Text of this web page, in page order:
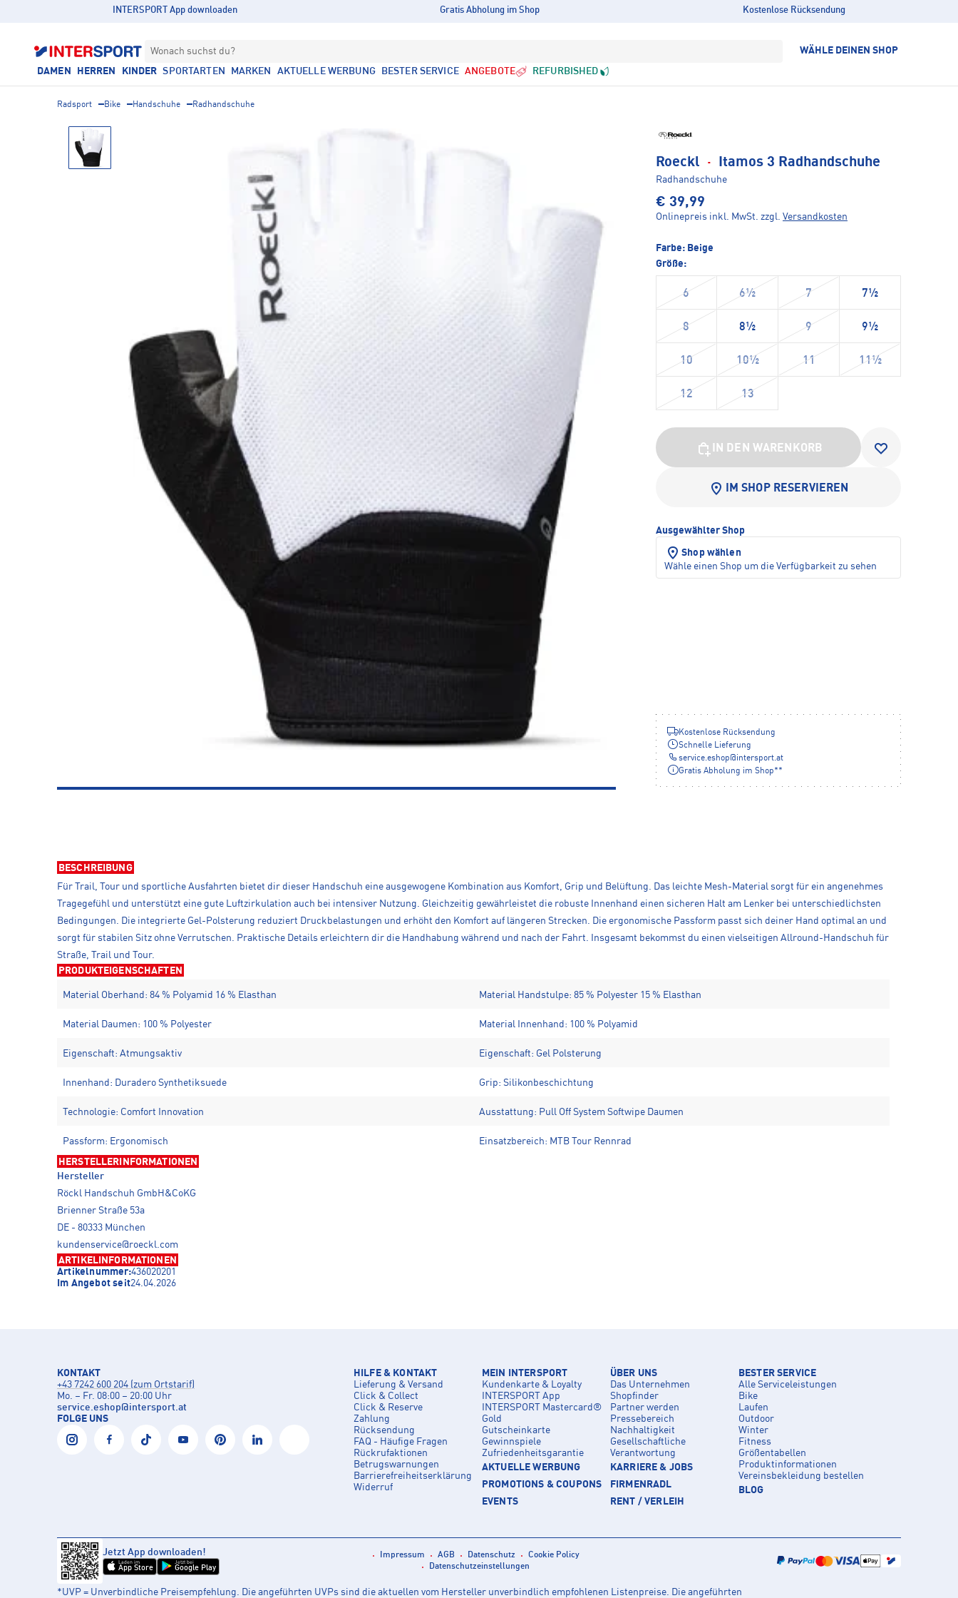
INTERSPORT App downloaden Gratis Abholung im Shop Kostenlose Rücksendung
Wonach suchst du? WÄHLE DEINEN SHOP
DAMEN HERREN KINDER SPORTARTEN MARKEN AKTUELLE WERBUNG BESTER SERVICE ANGEBOTE REFURBISHED
Radsport Bike Handschuhe Radhandschuhe
Roeckl · Itamos 3 Radhandschuhe
Radhandschuhe
€ 39,99
Onlinepreis inkl. MwSt. zzgl. Versandkosten
Farbe: Beige
Größe:
6 6½ 7 7½
8 8½ 9 9½
10 10½ 11 11½
12 13
IN DEN WARENKORB
IM SHOP RESERVIEREN
Ausgewählter Shop
Shop wählen
Wähle einen Shop um die Verfügbarkeit zu sehen
Kostenlose Rücksendung
Schnelle Lieferung
service.eshop@intersport.at
Gratis Abholung im Shop**
BESCHREIBUNG
Für Trail, Tour und sportliche Ausfahrten bietet dir dieser Handschuh eine ausgewogene Kombination aus Komfort, Grip und Belüftung. Das leichte Mesh-Material sorgt für ein angenehmes
Tragegefühl und unterstützt eine gute Luftzirkulation auch bei intensiver Nutzung. Gleichzeitig gewährleistet die robuste Innenhand einen sicheren Halt am Lenker bei unterschiedlichsten
Bedingungen. Die integrierte Gel-Polsterung reduziert Druckbelastungen und erhöht den Komfort auf längeren Strecken. Die ergonomische Passform passt sich deiner Hand optimal an und
sorgt für stabilen Sitz ohne Verrutschen. Praktische Details erleichtern dir die Handhabung während und nach der Fahrt. Insgesamt bekommst du einen vielseitigen Allround-Handschuh für
Straße, Trail und Tour.
PRODUKTEIGENSCHAFTEN
Material Oberhand: 84 % Polyamid 16 % Elasthan Material Handstulpe: 85 % Polyester 15 % Elasthan
Material Daumen: 100 % Polyester Material Innenhand: 100 % Polyamid
Eigenschaft: Atmungsaktiv Eigenschaft: Gel Polsterung
Innenhand: Duradero Synthetiksuede Grip: Silikonbeschichtung
Technologie: Comfort Innovation Ausstattung: Pull Off System Softwipe Daumen
Passform: Ergonomisch Einsatzbereich: MTB Tour Rennrad
HERSTELLERINFORMATIONEN
Hersteller
Röckl Handschuh GmbH&CoKG
Brienner Straße 53a
DE - 80333 München
kundenservice@roeckl.com
ARTIKELINFORMATIONEN
Artikelnummer:436020201
Im Angebot seit24.04.2026
KONTAKT
+43 7242 600 204 (zum Ortstarif)
Mo. – Fr. 08:00 – 20:00 Uhr
service.eshop@intersport.at
FOLGE UNS
HILFE & KONTAKT
Lieferung & Versand
Click & Collect
Click & Reserve
Zahlung
Rücksendung
FAQ - Häufige Fragen
Rückrufaktionen
Betrugswarnungen
Barrierefreiheitserklärung
Widerruf
MEIN INTERSPORT
Kundenkarte & Loyalty
INTERSPORT App
INTERSPORT Mastercard®
Gold
Gutscheinkarte
Gewinnspiele
Zufriedenheitsgarantie
AKTUELLE WERBUNG
PROMOTIONS & COUPONS
EVENTS
ÜBER UNS
Das Unternehmen
Shopfinder
Partner werden
Pressebereich
Nachhaltigkeit
Gesellschaftliche
Verantwortung
KARRIERE & JOBS
FIRMENRADL
RENT / VERLEIH
BESTER SERVICE
Alle Serviceleistungen
Bike
Laufen
Outdoor
Winter
Fitness
Größentabellen
Produktinformationen
Vereinsbekleidung bestellen
BLOG
Jetzt App downloaden!
Laden im
App Store
Jetzt bei
Google Play
Impressum AGB Datenschutz
Cookie Policy
Datenschutzeinstellungen
*UVP = Unverbindliche Preisempfehlung. Die angeführten UVPs sind die aktuellen vom Hersteller unverbindlich empfohlenen Listenpreise. Die angeführten